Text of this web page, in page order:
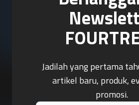
Jadilah yang pertama
artikel baru, produk,
promosi.